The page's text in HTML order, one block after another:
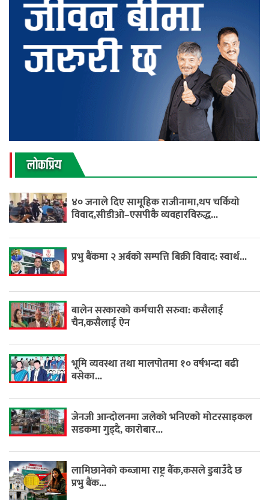
लाेकप्रिय
४० जनाले दिए सामूहिक राजीनामा,थप चर्कियो
विवाद,सीडीओ–एसपीकै व्यवहारविरुद्ध...
प्रभु बैंकमा २ अर्बको सम्पत्ति बिक्री विवाद: स्वार्थ...
बालेन सरकारको कर्मचारी सरुवा: कसैलाई
चैन,कसैलाई ऐन
भूमि व्यवस्था तथा मालपोतमा १० वर्षभन्दा बढी
बसेका...
जेनजी आन्दोलनमा जलेको भनिएको मोटरसाइकल
सडकमा गुड्दै, कारोबार...
लामिछानेको कब्जामा राष्ट्र बैंक,कसले डुबाउँदै छ
प्रभु बैंक...